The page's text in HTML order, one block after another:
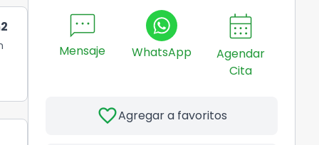
sms
Mensaje WhatsApp
calendar_month
Agendar
Cita
favoriteAgregar a favoritos